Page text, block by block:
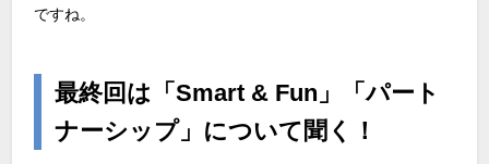
ですね。
最終回は「Smart & Fun」「パート
ナーシップ」について聞く！